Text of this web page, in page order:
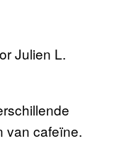
Julien L.
van cafeïne.